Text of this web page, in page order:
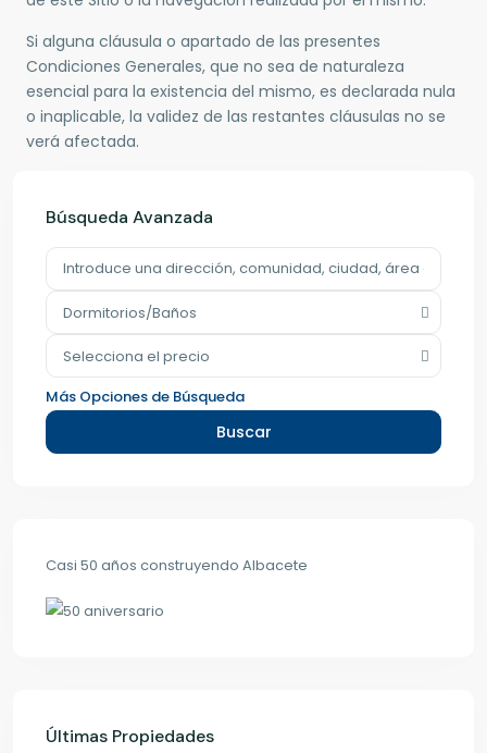
Si alguna cláusula o apartado de las presentes
Condiciones Generales, que no sea de naturaleza
esencial para la existencia del mismo, es declarada nula
o inaplicable, la validez de las restantes cláusulas no se
verá afectada.
Búsqueda Avanzada
Dormitorios/Baños
Selecciona el precio
Más Opciones de Búsqueda
Buscar
Casi 50 años construyendo Albacete
Últimas Propiedades